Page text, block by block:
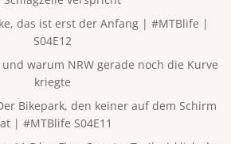
das ist erst der Anfang | #MTBlife |
S04E12
warum NRW gerade noch die Kurve
kriegte
Bikepark, den keiner auf dem Schirm
| #MTBlife S04E11